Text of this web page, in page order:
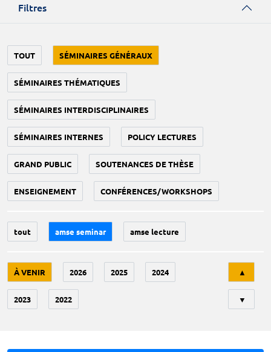
Filtres
TOUT SÉMINAIRES GÉNÉRAUX
SÉMINAIRES THÉMATIQUES
SÉMINAIRES INTERDISCIPLINAIRES
SÉMINAIRES INTERNES POLICY LECTURES
GRAND PUBLIC SOUTENANCES DE THÈSE
ENSEIGNEMENT CONFÉRENCES/WORKSHOPS
tout amse seminar amse lecture
À VENIR 2026 2025 2024
2023 2022
▲
▼